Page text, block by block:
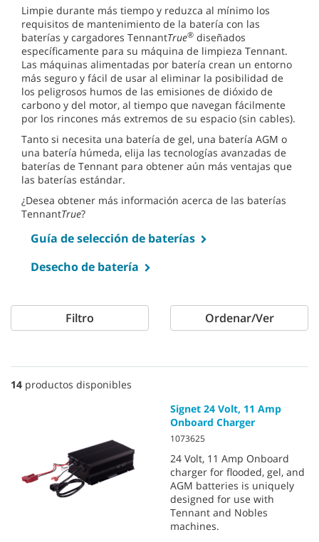
Limpie durante más tiempo y reduzca al mínimo los
requisitos de mantenimiento de la batería con las
baterías y cargadores TennantTrue® diseñados
específicamente para su máquina de limpieza Tennant.
Las máquinas alimentadas por batería crean un entorno
más seguro y fácil de usar al eliminar la posibilidad de
los peligrosos humos de las emisiones de dióxido de
carbono y del motor, al tiempo que navegan fácilmente
por los rincones más extremos de su espacio (sin cables).
Tanto si necesita una batería de gel, una batería AGM o
una batería húmeda, elija las tecnologías avanzadas de
baterías de Tennant para obtener aún más ventajas que
las baterías estándar.
¿Desea obtener más información acerca de las baterías
TennantTrue?
Guía de selección de baterías
Desecho de batería
Filtro Ordenar/Ver
14 productos disponibles
Signet 24 Volt, 11 Amp
Onboard Charger
1073625
24 Volt, 11 Amp Onboard
charger for flooded, gel, and
AGM batteries is uniquely
designed for use with
Tennant and Nobles
machines.